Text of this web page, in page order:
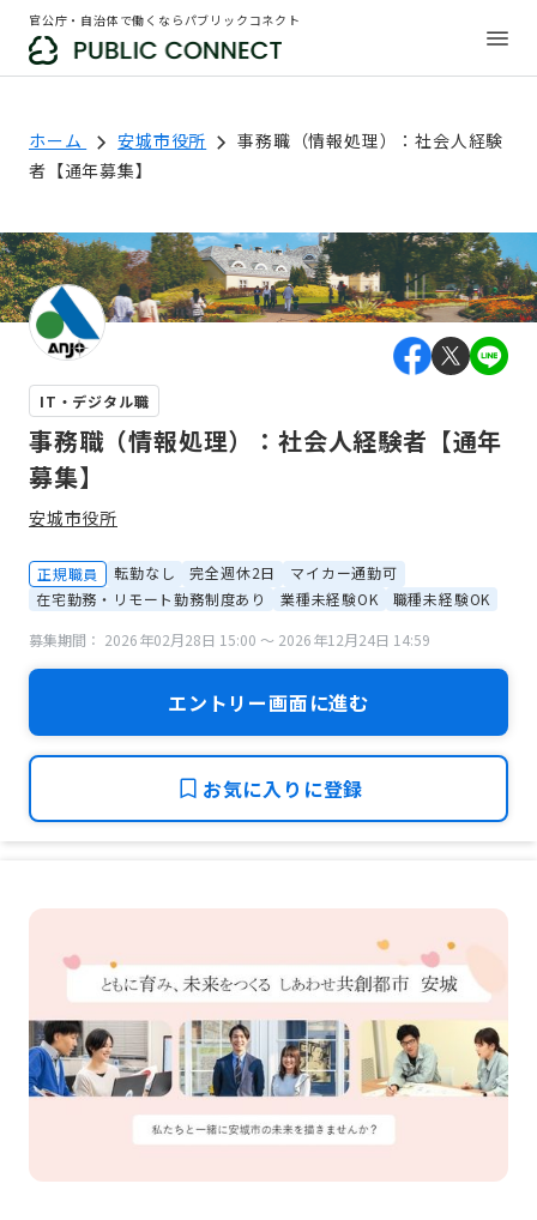
官公庁・自治体で働くならパブリックコネクト
ホーム 安城市役所
事務職（情報処理）：社会人経験
者【通年募集】
IT・デジタル職
事務職（情報処理）：社会人経験者【通年
募集】
安城市役所
正規職員 転勤なし 完全週休2日
マイカー通勤可
在宅勤務・リモート勤務制度あり
業種未経験OK
職種未経験OK
募集期間： 2026年02月28日 15:00 〜 2026年12月24日 14:59
エントリー画面に進む
お気に入りに登録